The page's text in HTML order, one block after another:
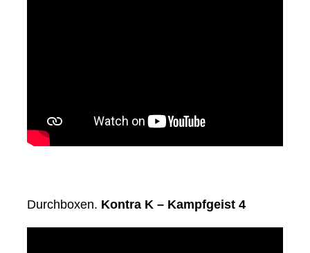
Durchboxen. Kontra K – Kampfgeist 4